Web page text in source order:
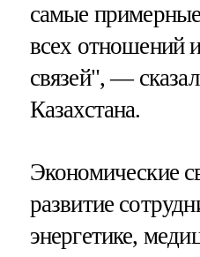
самые
всех отношений
связей", —
Казахстана.
Экономические
развитие
энергетике,